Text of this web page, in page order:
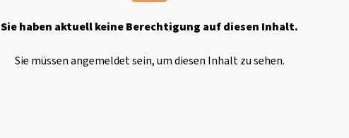
Sie haben aktuell keine Berechtigung auf diesen Inhalt.
Sie müssen angemeldet sein, um diesen Inhalt zu sehen.